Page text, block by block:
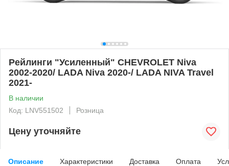
Рейлинги "Усиленный" CHEVROLET Niva
2002-2020/ LADA Niva 2020-/ LADA NIVA Travel
2021-
В наличии
Код: LNV551502
Розница
Цену уточняйте
Описание Характеристики Доставка Оплата